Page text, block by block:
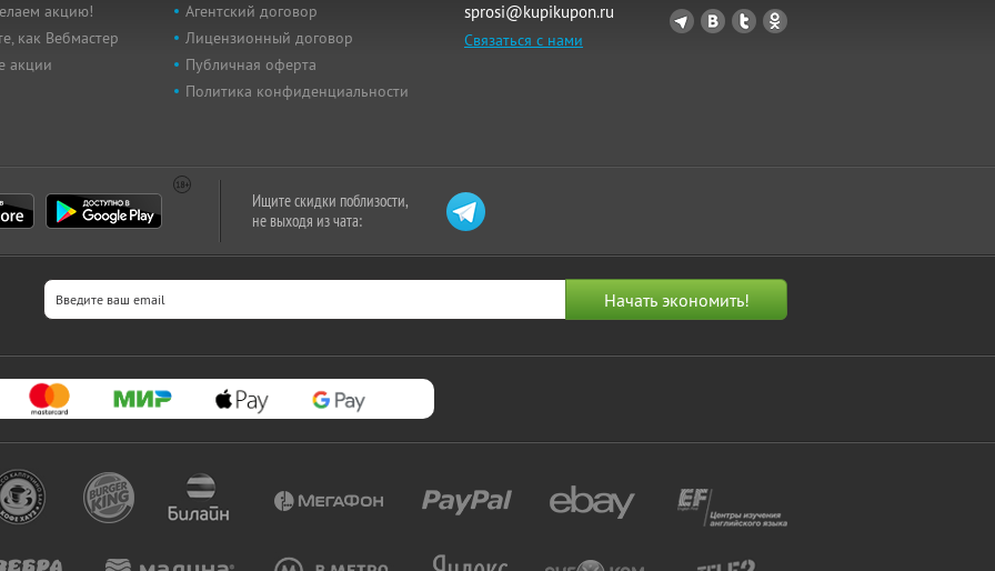
акцию!
как Вебмастер
акции
Агентский договор
Лицензионный договор
Публичная оферта
Политика конфиденциальности
sprosi@kupikupon.ru
Связаться с нами
Ищите скидки поблизости,
не выходя из чата: